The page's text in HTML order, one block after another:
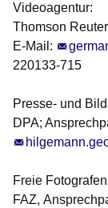
Videoagentur:
Thomson
E-Mail:
220133-715
Presse- und
DPA;
Freie
FAZ,